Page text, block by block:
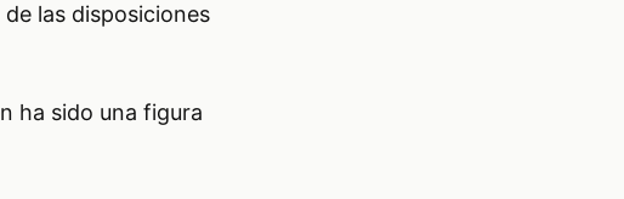
las disposiciones
ha sido una figura